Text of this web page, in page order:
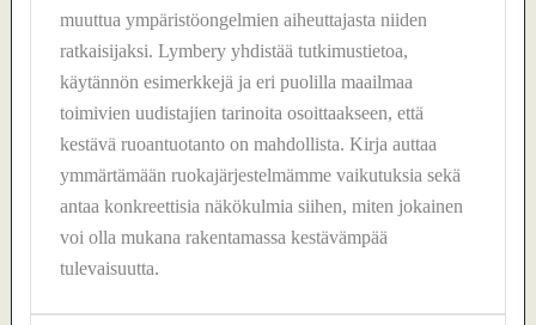
muuttua ympäristöongelmien aiheuttajasta niiden
ratkaisijaksi. Lymbery yhdistää tutkimustietoa,
käytännön esimerkkejä ja eri puolilla maailmaa
toimivien uudistajien tarinoita osoittaakseen, että
kestävä ruoantuotanto on mahdollista. Kirja auttaa
ymmärtämään ruokajärjestelmämme vaikutuksia sekä
antaa konkreettisia näkökulmia siihen, miten jokainen
voi olla mukana rakentamassa kestävämpää
tulevaisuutta.